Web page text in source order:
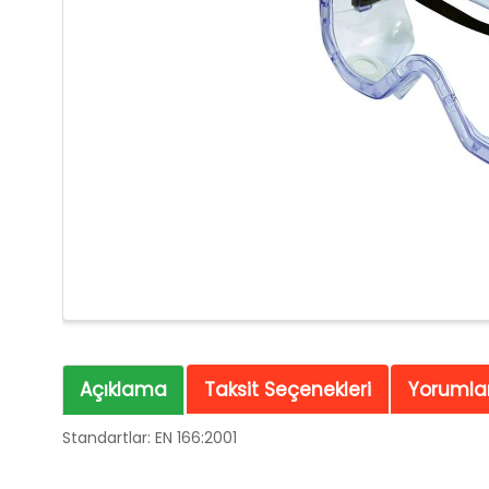
Açıklama Taksit Seçenekleri
Standartlar: EN 166:2001